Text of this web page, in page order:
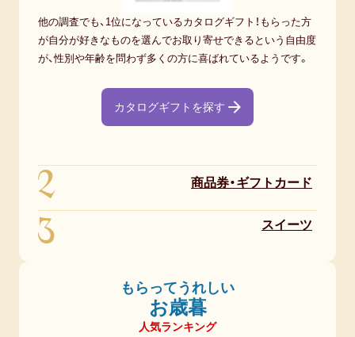
他の調査でも、1位になっているカタログギフト！もらった方
が自分が好きなものを選んでお取り寄せできるという自由度
が、性別や年齢を問わず多くの方に喜ばれているようです。
カタログギフトを探す
2 商品券・ギフトカード
3 スイーツ
もらってうれしい
お歳暮
人気ランキング